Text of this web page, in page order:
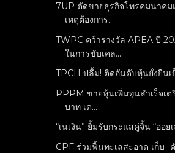
7UP ตัดขายธุรกิจโทรคมนาคม
เหตุต้องการ...
TWPC คว้ารางวัล APEA ปี
ในการขับเคล...
TPCH ปลื้ม! ติดอันดับหุ้นยั่งยืนเ
PPPM ขายหุ้นเพิ่มทุนสำเร็จเ
บาท เด...
“เนเงิน” ยิ้มรับกระแสคู่จิ้น “ออย
CPF ร่วมฟื้นทะเลสะอาด เก็บ -